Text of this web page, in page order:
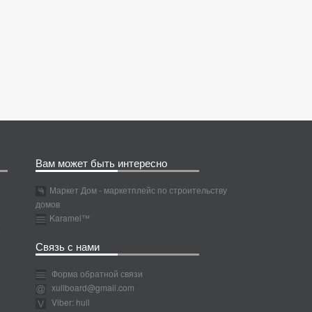
Вам может быть интересно
Маркет Дом - маркетплейс по строительству
домов
Karamel™
Связь с нами
Форма обратной связи
xullboard@gmail.com
Viber: hull